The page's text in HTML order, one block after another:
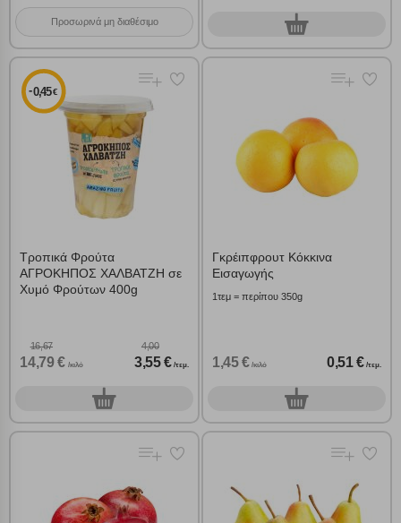
Προσωρινά μη διαθέσιμο 0τεμ.
-0,45€
Τροπικά Φρούτα
ΑΓΡΟΚΗΠΟΣ ΧΑΛΒΑΤΖΗ σε
Χυμό Φρούτων 400g
16,67
14,79 € /κιλό
4,00
3,55 € /τεμ.
0τεμ.
Γκρέιπφρουτ Κόκκινα
Εισαγωγής
1τεμ = περίπου 350g
1,45 € /κιλό 0,51 € /τεμ.
0τεμ.